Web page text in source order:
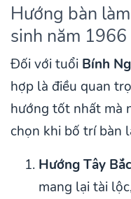
Hướng bàn
sinh năm 1966
Đối với tuổi Bính
hợp là điều quan
hướng tốt nhất mà
chọn khi bố trí bàn
Hướng Tây
mang lại tài